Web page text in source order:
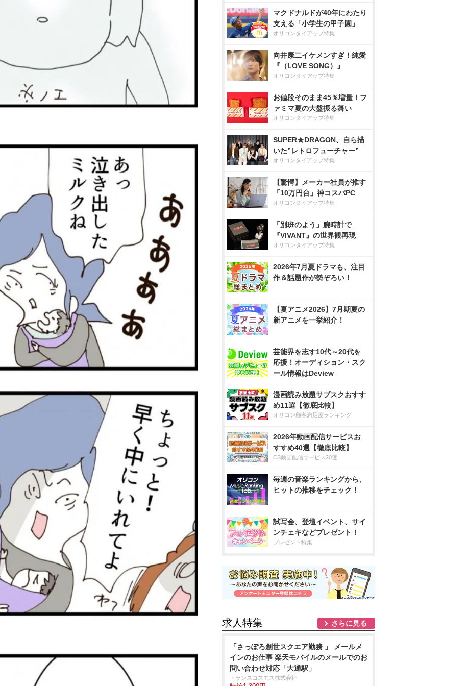
マクドナルドが40年にわたり
支える「小学生の甲子園」
オリコンタイアップ特集
向井康二イケメンすぎ！純愛
『（LOVE SONG）』
オリコンタイアップ特集
お値段そのまま45％増量！フ
ァミマ夏の大盤振る舞い
オリコンタイアップ特集
SUPER★DRAGON、自ら描
いた”レトロフューチャー”
オリコンタイアップ特集
【驚愕】メーカー社員が推す
「10万円台」神コスパPC
オリコンタイアップ特集
「別班のよう」腕時計で
『VIVANT』の世界観再現
オリコンタイアップ特集
2026年7月夏ドラマも、注目
作＆話題作が勢ぞろい！
【夏アニメ2026】7月期夏の
新アニメを一挙紹介！
芸能界を志す10代～20代を
応援！オーディション・スク
ール情報はDeview
漫画読み放題サブスクおすす
め11選【徹底比較】
オリコン顧客満足度ランキング
2026年動画配信サービスお
すすめ40選【徹底比較】
CS動画配信サービス20選
毎週の音楽ランキングから、
ヒットの推移をチェック！
試写会、登壇イベント、サイ
ンチェキなどプレゼント！
プレゼント特集
求人特集 さらに見る
「さっぽろ創世スクエア勤務 」 メールメ
インのお仕事 楽天モバイルのメールでのお
問い合わせ対応「大通駅」
トランスコスモス株式会社